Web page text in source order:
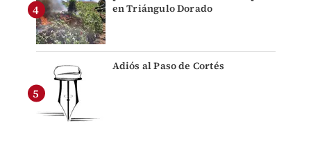
en Triángulo Dorado
Adiós al Paso de Cortés